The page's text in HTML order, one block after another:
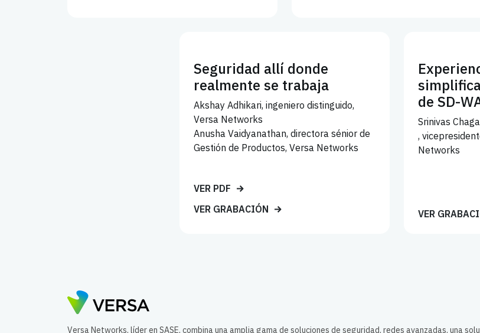
Seguridad allí donde
realmente se trabaja
Akshay Adhikari, ingeniero distinguido,
Versa Networks
Anusha Vaidyanathan, directora sénior de
Gestión de Productos, Versa Networks
VER PDF
VER GRABACIÓN
de SD-
Srinivas
,
Networks
VER
Versa Networks, líder en SASE, combina una amplia gama de soluciones de seguridad, redes avanzadas, una